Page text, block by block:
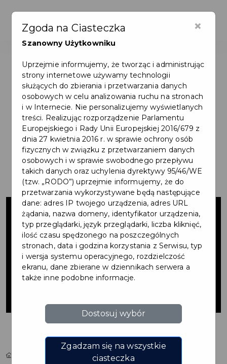
Inwestycje w
budynku przy
ul. Chopina 32
(OSP)
Inwestycje w budynku przy ul. Chopina 32 (OSP)
×
Zgoda na Ciasteczka
Szanowny Użytkowniku
Uprzejmie informujemy, że tworząc i administrując
strony internetowe używamy technologii
służących do zbierania i przetwarzania danych
osobowych w celu analizowania ruchu na stronach
i w Internecie. Nie personalizujemy wyświetlanych
treści. Realizując rozporządzenie Parlamentu
Europejskiego i Rady Unii Europejskiej 2016/679 z
dnia 27 kwietnia 2016 r. w sprawie ochrony osób
fizycznych w związku z przetwarzaniem danych
osobowych i w sprawie swobodnego przepływu
takich danych oraz uchylenia dyrektywy 95/46/WE
(tzw. „RODO”) uprzejmie informujemy, że do
przetwarzania wykorzystywane będą następujące
dane: adres IP twojego urządzenia, adres URL
żądania, nazwa domeny, identyfikator urządzenia,
typ przeglądarki, język przeglądarki, liczba kliknięć,
ilość czasu spędzonego na poszczególnych
stronach, data i godzina korzystania z Serwisu, typ
i wersja systemu operacyjnego, rozdzielczość
ekranu, dane zbierane w dziennikach serwera a
także inne podobne informacje.
Dostosuj wybór
Zgadzam się na wszystkie
ciasteczka